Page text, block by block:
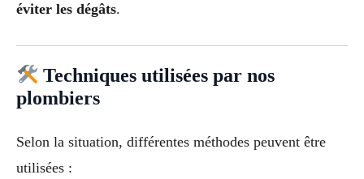
éviter les dégâts.
Techniques utilisées par nos
plombiers
Selon la situation, différentes méthodes peuvent être
utilisées :